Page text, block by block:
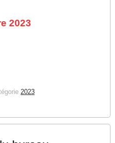
2023
2023